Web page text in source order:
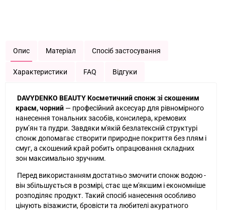
Опис Матеріал Спосіб застосування
Характеристики FAQ Відгуки
DAVYDENKO BEAUTY Косметичний спонж зі скошеним
краєм, чорний — професійний аксесуар для рівномірного
нанесення тональних засобів, консилера, кремових
рум’ян та пудри. Завдяки м'якій безлатексній структурі
спонж допомагає створити природне покриття без плям і
смуг, а скошений край робить опрацювання складних
зон максимально зручним.
Перед використанням достатньо змочити спонж водою -
він збільшується в розмірі, стає ще м'якшим і економніше
розподіляє продукт. Такий спосіб нанесення особливо
цінують візажисти, бровісти та любителі акуратного